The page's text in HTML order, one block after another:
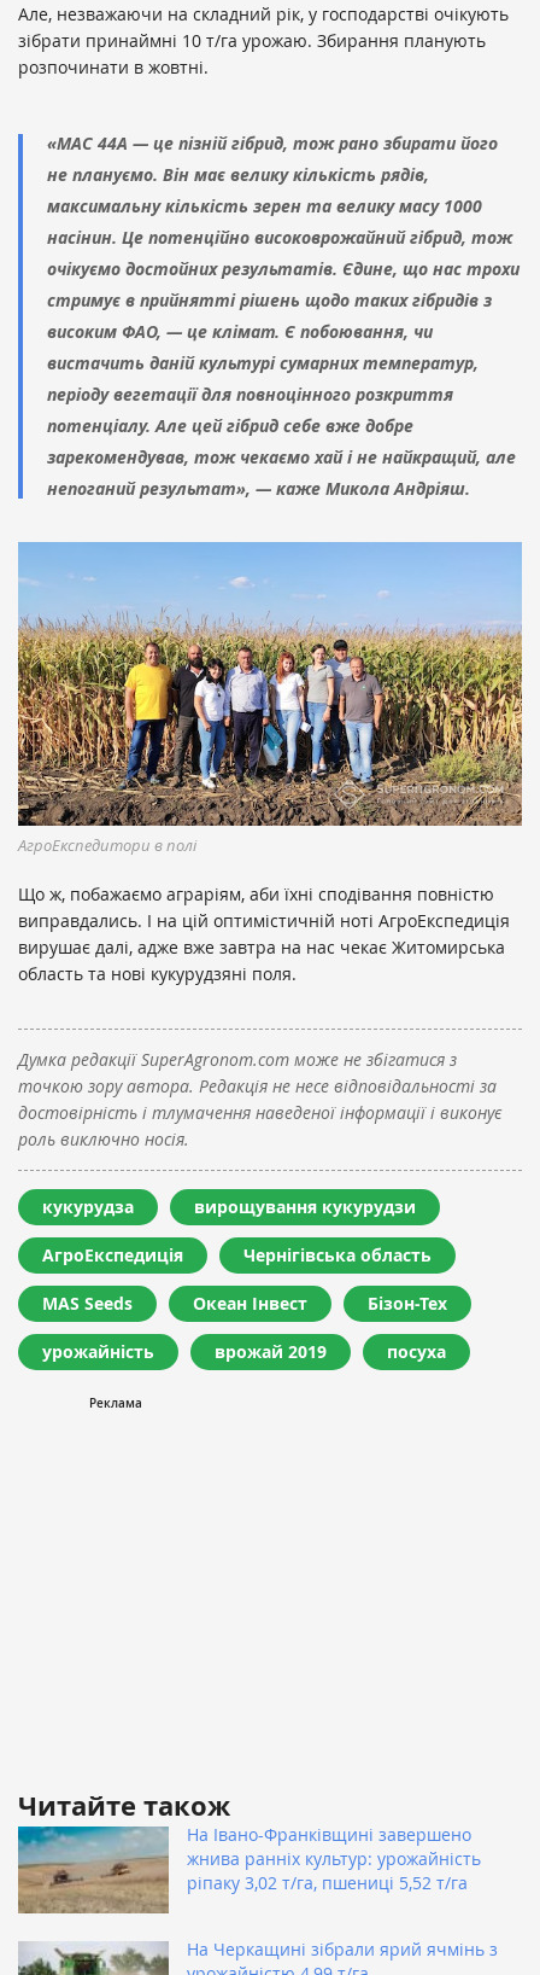
Але, незважаючи на складний рік, у господарстві очікують
зібрати принаймні 10 т/га урожаю. Збирання планують
розпочинати в жовтні.
«МАС 44А — це пізній гібрид, тож рано збирати його
не плануємо. Він має велику кількість рядів,
максимальну кількість зерен та велику масу 1000
насінин. Це потенційно високоврожайний гібрид, тож
очікуємо достойних результатів. Єдине, що нас трохи
стримує в прийнятті рішень щодо таких гібридів з
високим ФАО, — це клімат. Є побоювання, чи
вистачить даній культурі сумарних температур,
періоду вегетації для повноцінного розкриття
потенціалу. Але цей гібрид себе вже добре
зарекомендував, тож чекаємо хай і не найкращий, але
непоганий результат», — каже Микола Андріяш.
АгроЕкспедитори в полі
Що ж, побажаємо аграріям, аби їхні сподівання повністю
виправдались. І на цій оптимістичній ноті АгроЕкспедиція
вирушає далі, адже вже завтра на нас чекає Житомирська
область та нові кукурудзяні поля.
Думка редакції SuperAgronom.com може не збігатися з
точкою зору автора. Редакція не несе відповідальності за
достовірність і тлумачення наведеної інформації і виконує
роль виключно носія.
кукурудза вирощування кукурудзи
АгроЕкспедиція Чернігівська область
MAS Seeds Океан Інвест Бізон-Тех
урожайність врожай 2019 посуха
Читайте також
На Івано-Франківщині завершено
жнива ранніх культур: урожайність
ріпаку 3,02 т/га, пшениці 5,52 т/га
На Черкащині зібрали ярий ячмінь з